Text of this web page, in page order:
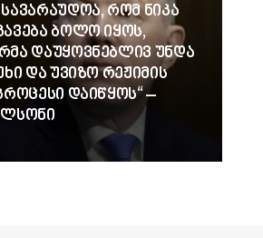
რომ ნიკა
ბოლო იყოს,
დაუყოვნებლივ უნდა
და უვიზო რეჟიმის
დაიწყოს“ –